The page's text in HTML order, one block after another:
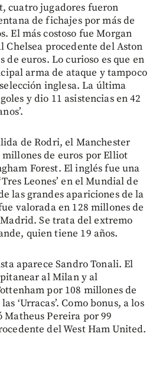
cuatro jugadores fueron
de fichajes por más de
El más costoso fue Morgan
Chelsea procedente del Aston
de euros. Lo curioso es que en
arma de ataque y tampoco
inglesa. La última
y dio 11 asistencias en 42
de Rodri, el Manchester
millones de euros por Elliot
Forest. El inglés fue una
Leones’ en el Mundial de
las grandes apariciones de la
valorada en 128 millones de
Se trata del extremo
quien tiene 19 años.
aparece Sandro Tonali. El
al Milan y al
por 108 millones de
‘Urracas’. Como bonus, a los
Matheus Pereira por 99
del West Ham United.